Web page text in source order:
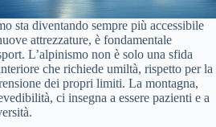
sta diventando sempre più accessibile
attrezzature, è fondamentale
L’alpinismo non è solo una sfida
che richiede umiltà, rispetto per la
dei propri limiti. La montagna,
ci insegna a essere pazienti e a